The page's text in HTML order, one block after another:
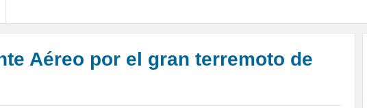
Aéreo por el gran terremoto de